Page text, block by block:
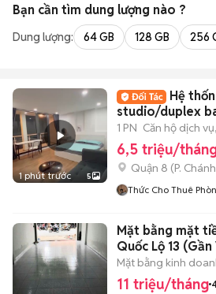
Bạn cần tìm dung lượng nào ?
Dung lượng: 64 GB 128 GB 256
1 phút trước 5
Hệ
studio/duplex
trung tâm
1 PN Căn hộ dịch
6,5 triệu/
Quận 8 (P.
Thức Cho Thuê
Mặt bằng mặt
Quốc Lộ 13
Đông)
Mặt bằng kinh
11 triệu/tháng